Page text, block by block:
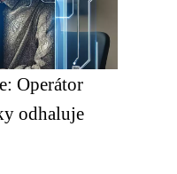
Operátor
odhaluje